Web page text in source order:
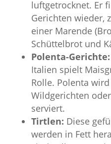
luftgetrocknet. Er
Gerichten wieder,
einer Marende
Schüttelbrot und
Polenta-Gerichte:
Italien spielt
Rolle. Polenta
Wildgerichten
serviert.
Tirtlen: Diese
werden in Fett